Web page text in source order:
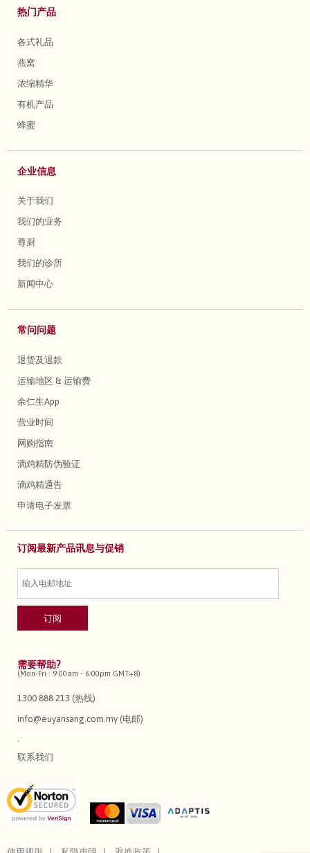
热门产品
各式礼品
燕窝
浓缩精华
有机产品
蜂蜜
企业信息
关于我们
我们的业务
尊厨
我们的诊所
新闻中心
常问问题
退货及退款
运输地区 & 运输费
余仁生App
营业时间
网购指南
滴鸡精防伪验证
滴鸡精通告
申请电子发票
订阅最新产品讯息与促销
需要帮助?
(Mon-Fri : 9:00am - 6:00pm GMT+8)
1300 888 213 (热线)
info@euyansang.com.my (电邮)
联系我们